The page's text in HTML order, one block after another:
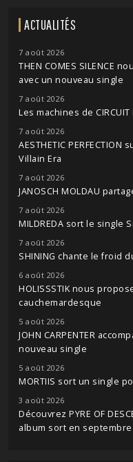
ACTUALITÉS
7 août 2026
THEN COMES SILENCE
avec un nouveau single
7 août 2026
Les machines de
7 août 2026
AESTHETIC
Villain Era
7 août 2026
JANOSCH MOLDAU
7 août 2026
MILDREDA sort le single
7 août 2026
SHINING chante le froid
6 août 2026
HOLISSSTIK nous
cauchemardesque
5 août 2026
JOHN CARPENTER
nouveau single
5 août 2026
MORTIIS sort un single
3 août 2026
Découvrez PYRE OF
album sort en septembre